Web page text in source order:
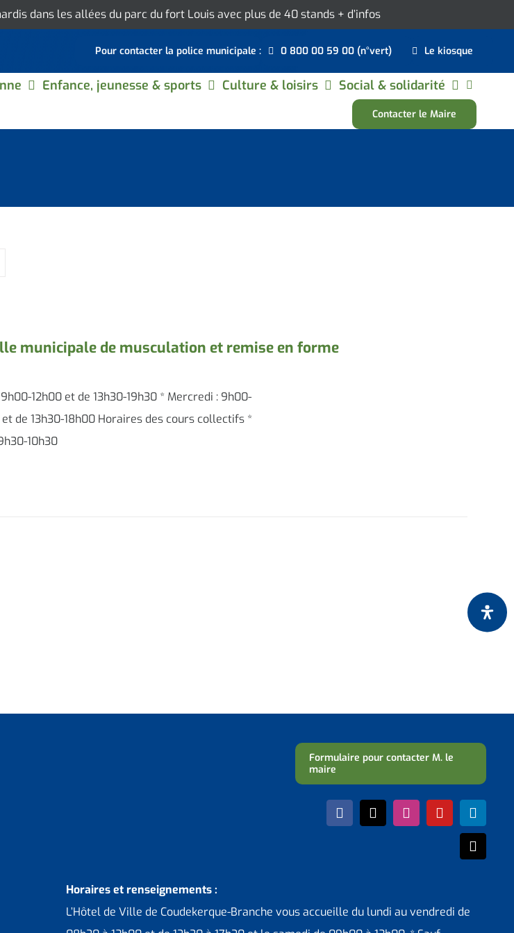
dans les allées du parc du fort Louis avec plus de 40 stands + d’infos
Pour contacter la police municipale : 0 800 00 59 00 (n°vert) Le kiosque
Enfance, jeunesse & sports Culture & loisirs Social & solidarité
Contacter le Maire
municipale de musculation et remise en forme
12h00 et de 13h30-19h30 * Mercredi : 9h00-
de 13h30-18h00 Horaires des cours collectifs *
10h30
Formulaire pour contacter M. le
maire
Horaires et renseignements :
L’Hôtel de Ville de Coudekerque-Branche vous accueille du lundi au vendredi de